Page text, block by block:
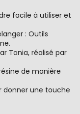
facile à utiliser et
: Outils
Tonia, réalisé par
de manière
donner une touche